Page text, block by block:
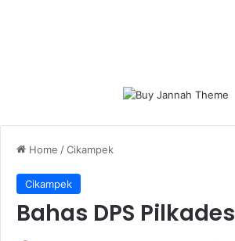
Home /Cikampek
Cikampek
Bahas DPS Pilkades